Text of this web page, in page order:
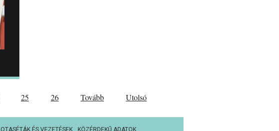
25 26 Tovább Utolsó
ÉS VEZETÉSEK KÖZÉRDEKŰ ADATOK